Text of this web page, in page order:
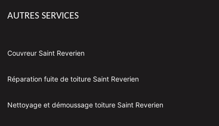
AUTRES SERVICES
Couvreur Saint Reverien
Réparation fuite de toiture Saint Reverien
Nettoyage et démoussage toiture Saint Reverien